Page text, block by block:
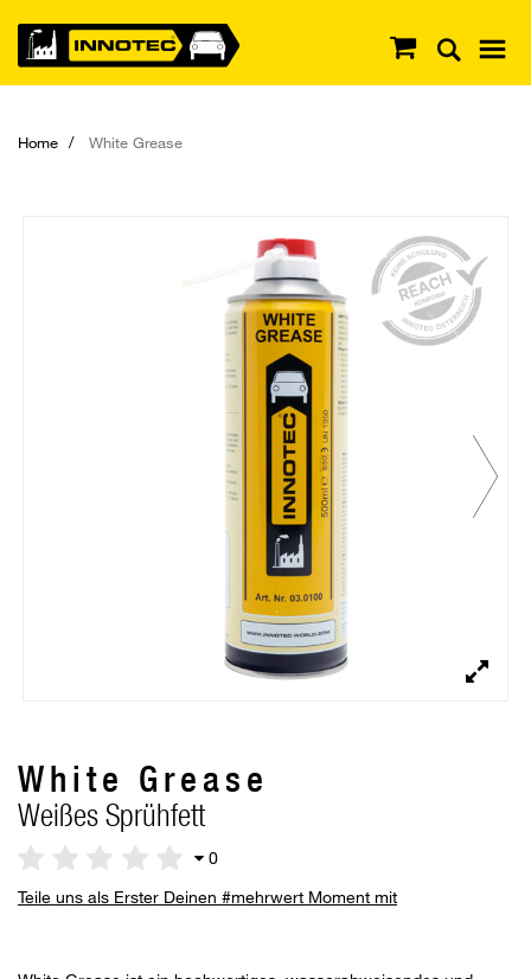
Home White Grease
White Grease
Weißes Sprühfett
0
Teile uns als Erster Deinen #mehrwert Moment mit